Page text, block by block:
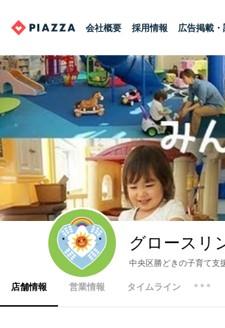
会社概要 採用情報 広告掲載
グロースリ
中央区勝どきの子育て支
店舗情報 営業情報 タイムライン